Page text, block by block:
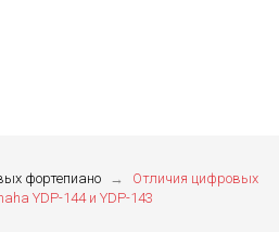
фортепиано →
Отличия цифровых
YDP-144 и YDP-143